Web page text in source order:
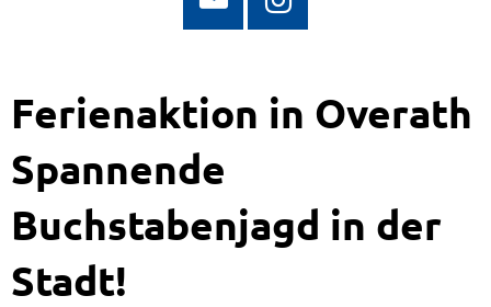
Ferienaktion in Overath
Spannende
Buchstabenjagd in der
Stadt!